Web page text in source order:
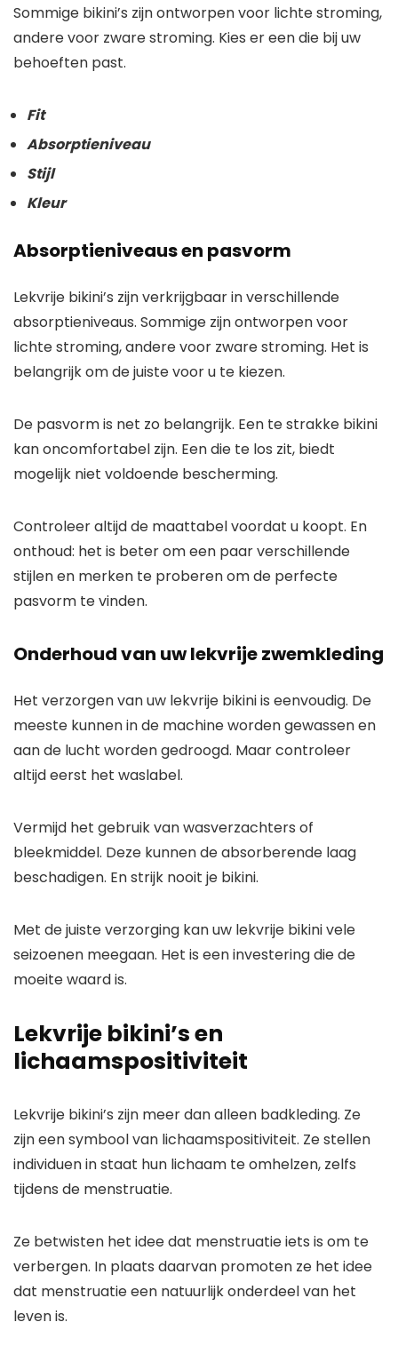
Sommige bikini’s zijn ontworpen voor lichte stroming,
andere voor zware stroming. Kies er een die bij uw
behoeften past.
Fit
Absorptieniveau
Stijl
Kleur
Absorptieniveaus en pasvorm
Lekvrije bikini’s zijn verkrijgbaar in verschillende
absorptieniveaus. Sommige zijn ontworpen voor
lichte stroming, andere voor zware stroming. Het is
belangrijk om de juiste voor u te kiezen.
De pasvorm is net zo belangrijk. Een te strakke bikini
kan oncomfortabel zijn. Een die te los zit, biedt
mogelijk niet voldoende bescherming.
Controleer altijd de maattabel voordat u koopt. En
onthoud: het is beter om een ​​paar verschillende
stijlen en merken te proberen om de perfecte
pasvorm te vinden.
Onderhoud van uw lekvrije zwemkleding
Het verzorgen van uw lekvrije bikini is eenvoudig. De
meeste kunnen in de machine worden gewassen en
aan de lucht worden gedroogd. Maar controleer
altijd eerst het waslabel.
Vermijd het gebruik van wasverzachters of
bleekmiddel. Deze kunnen de absorberende laag
beschadigen. En strijk nooit je bikini.
Met de juiste verzorging kan uw lekvrije bikini vele
seizoenen meegaan. Het is een investering die de
moeite waard is.
Lekvrije bikini’s en
lichaamspositiviteit
Lekvrije bikini’s zijn meer dan alleen badkleding. Ze
zijn een symbool van lichaamspositiviteit. Ze stellen
individuen in staat hun lichaam te omhelzen, zelfs
tijdens de menstruatie.
Ze betwisten het idee dat menstruatie iets is om te
verbergen. In plaats daarvan promoten ze het idee
dat menstruatie een natuurlijk onderdeel van het
leven is.